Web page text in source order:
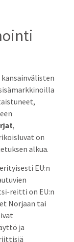
,
on
alkua.
EU:n
reitti on EU:n
Norjaan tai
ja